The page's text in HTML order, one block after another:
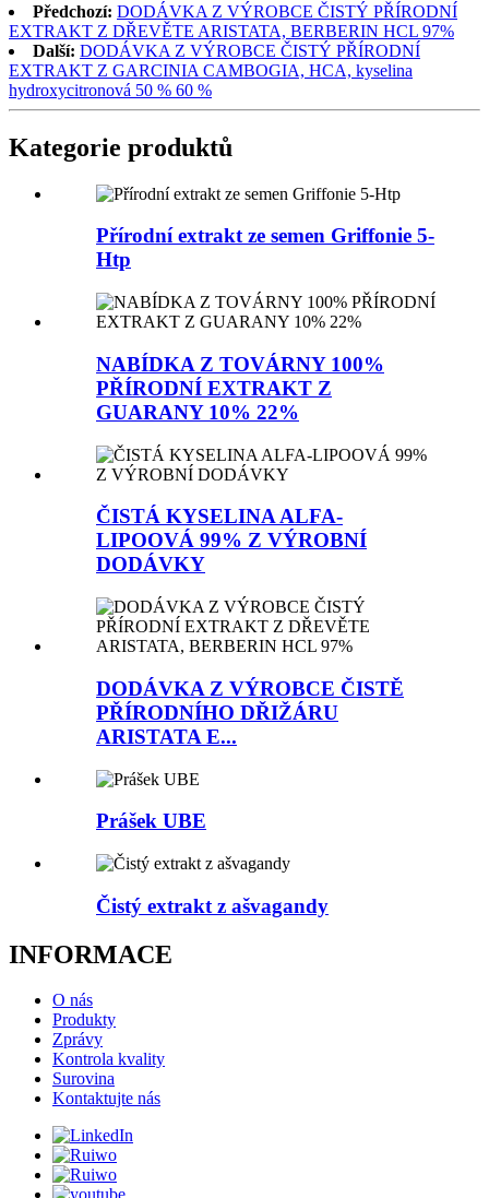
Předchozí: DODÁVKA Z VÝROBCE ČISTÝ PŘÍRODNÍ
EXTRAKT Z DŘEVĚTE ARISTATA, BERBERIN HCL 97%
Další: DODÁVKA Z VÝROBCE ČISTÝ PŘÍRODNÍ
EXTRAKT Z GARCINIA CAMBOGIA, HCA, kyselina
hydroxycitronová 50 % 60 %
Kategorie produktů
Přírodní extrakt ze semen Griffonie 5-
Htp
NABÍDKA Z TOVÁRNY 100%
PŘÍRODNÍ EXTRAKT Z
GUARANY 10% 22%
ČISTÁ KYSELINA ALFA-
LIPOOVÁ 99% Z VÝROBNÍ
DODÁVKY
DODÁVKA Z VÝROBCE ČISTĚ
PŘÍRODNÍHO DŘIŽÁRU
ARISTATA E...
Prášek UBE
Čistý extrakt z ašvagandy
INFORMACE
O nás
Produkty
Zprávy
Kontrola kvality
Surovina
Kontaktujte nás